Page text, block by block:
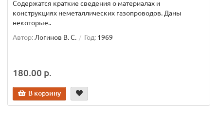
Содержатся краткие сведения о материалах и
конструкциях неметаллических газопроводов. Даны
некоторые..
Автор: Логинов В. С. Год: 1969
180.00 р.
В корзину